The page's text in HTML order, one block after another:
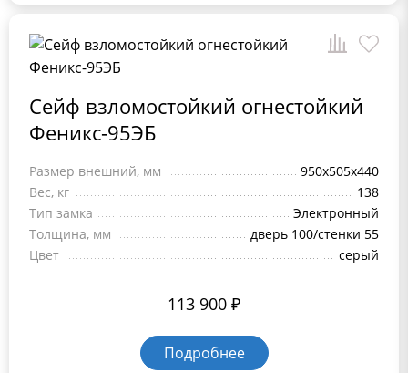
Сейф взломостойкий огнестойкий
Феникс-95ЭБ
Размер внешний, мм
950х505х440
Вес, кг
138
Тип замка
Электронный
Толщина, мм
дверь 100/стенки 55
Цвет
серый
113 900 ₽
Подробнее